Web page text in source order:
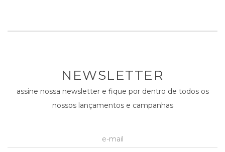
NEWSLETTER
assine nossa newsletter e fique por dentro de todos os
nossos lançamentos e campanhas